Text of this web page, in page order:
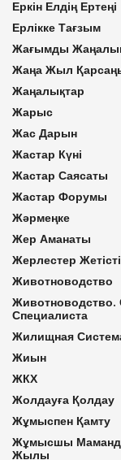
Еркін Елдің Ертеңі
Ерлікке Тағзым
Жағымды
Жаңа Жыл
Жаңалықтар
Жарыс
Жас Дарын
Жастар Күні
Жастар Саясаты
Жастар Форумы
Жәрмеңке
Жер Аманаты
Жерлестер
Животноводство
Животноводство.
Специалиста
Жилищная
Жиын
ЖКХ
Жолдауға Қолдау
Жұмыспен Қамту
Жұмысшы
Жылы